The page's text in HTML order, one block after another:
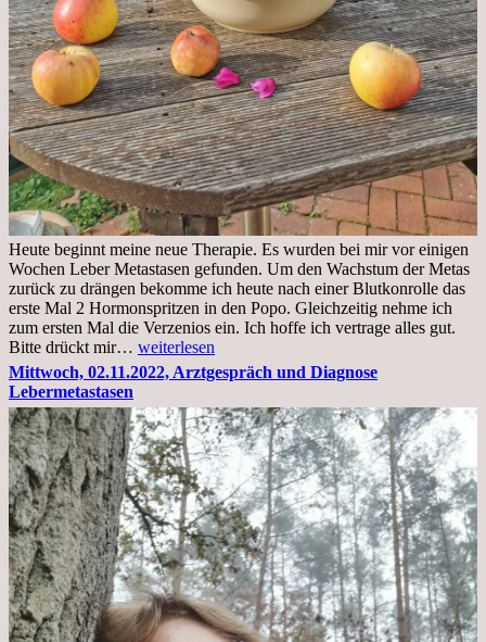
Heute beginnt meine neue Therapie. Es wurden bei mir vor einigen
Wochen Leber Metastasen gefunden. Um den Wachstum der Metas
zurück zu drängen bekomme ich heute nach einer Blutkonrolle das
erste Mal 2 Hormonspritzen in den Popo. Gleichzeitig nehme ich
zum ersten Mal die Verzenios ein. Ich hoffe ich vertrage alles gut.
Bitte drückt mir… Mittwoch,
09.11.2022
weiterlesen
Mittwoch, 02.11.2022, Arztgespräch und Diagnose
Lebermetastasen